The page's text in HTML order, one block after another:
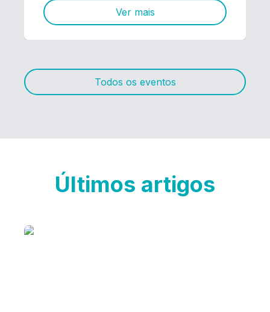
Ver mais
Todos os eventos
Últimos artigos